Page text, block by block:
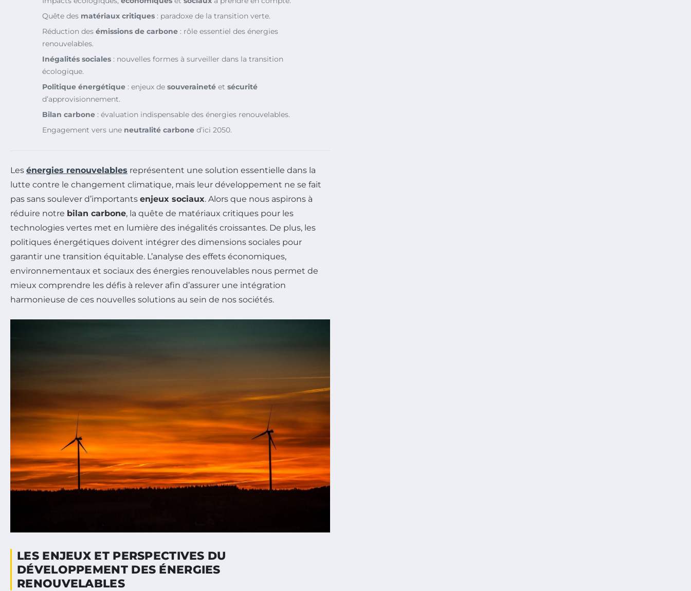
Quête des matériaux critiques : paradoxe de la transition verte.
Réduction des émissions de carbone : rôle essentiel des énergies
renouvelables.
Inégalités sociales : nouvelles formes à surveiller dans la transition
écologique.
Politique énergétique : enjeux de souveraineté et sécurité
d’approvisionnement.
Bilan carbone : évaluation indispensable des énergies renouvelables.
Engagement vers une neutralité carbone d’ici 2050.
Les énergies renouvelables représentent une solution essentielle dans la
lutte contre le changement climatique, mais leur développement ne se fait
pas sans soulever d’importants enjeux sociaux. Alors que nous aspirons à
réduire notre bilan carbone, la quête de matériaux critiques pour les
technologies vertes met en lumière des inégalités croissantes. De plus, les
politiques énergétiques doivent intégrer des dimensions sociales pour
garantir une transition équitable. L’analyse des effets économiques,
environnementaux et sociaux des énergies renouvelables nous permet de
mieux comprendre les défis à relever afin d’assurer une intégration
harmonieuse de ces nouvelles solutions au sein de nos sociétés.
LES ENJEUX ET PERSPECTIVES DU
DÉVELOPPEMENT DES ÉNERGIES
RENOUVELABLES